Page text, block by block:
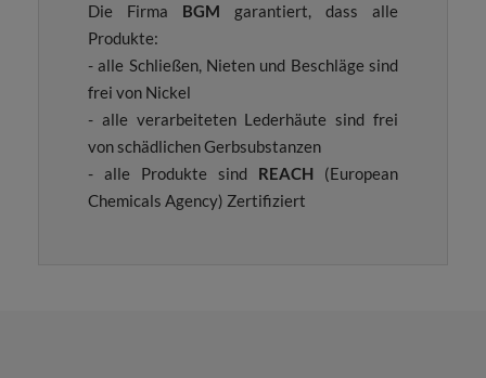
Die Firma BGM garantiert, dass alle
Produkte:
- alle Schließen, Nieten und Beschläge sind
frei von Nickel
- alle verarbeiteten Lederhäute sind frei
von schädlichen Gerbsubstanzen
- alle Produkte sind REACH (European
Chemicals Agency) Zertifiziert